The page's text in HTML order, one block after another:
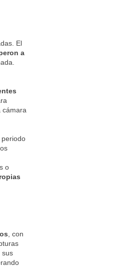
El
a
cámara
o
, con
sus